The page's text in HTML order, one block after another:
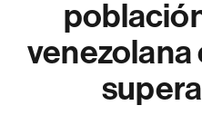
venezolana